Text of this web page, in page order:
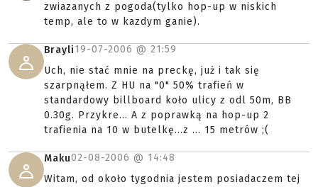
zwiazanych z pogoda(tylko hop-up w niskich
temp, ale to w kazdym ganie).
Brayli19-07-2006 @ 21:59
Uch, nie stać mnie na preckę, już i tak się
szarpnąłem. Z HU na "0" 50% trafień w
standardowy billboard koło ulicy z odl 50m, BB
0.30g. Przykre... A z poprawką na hop-up 2
trafienia na 10 w butelkę...z ... 15 metrów ;(
Maku02-08-2006 @ 14:48
Witam, od około tygodnia jestem posiadaczem tej